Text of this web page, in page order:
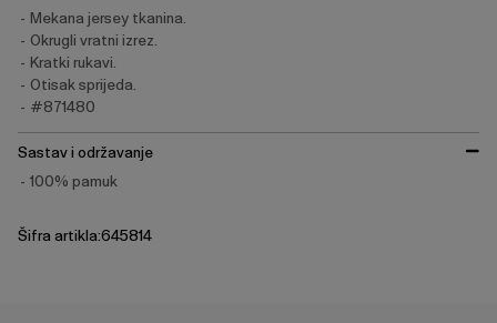
Mekana jersey tkanina.
Okrugli vratni izrez.
Kratki rukavi.
Otisak sprijeda.
#871480
Sastav i održavanje
100% pamuk
Šifra artikla:645814